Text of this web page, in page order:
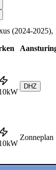
(2024-
kW
DHZ
kW
Zonneplan